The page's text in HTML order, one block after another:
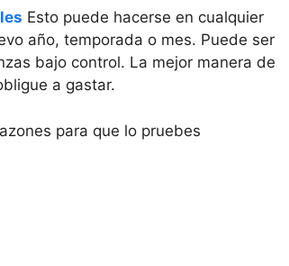
Esto puede hacerse en cualquier
año, temporada o mes. Puede ser
bajo control. La mejor manera de
a gastar.
para que lo pruebes